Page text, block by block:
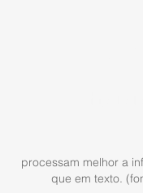
processam melhor a
que em texto.